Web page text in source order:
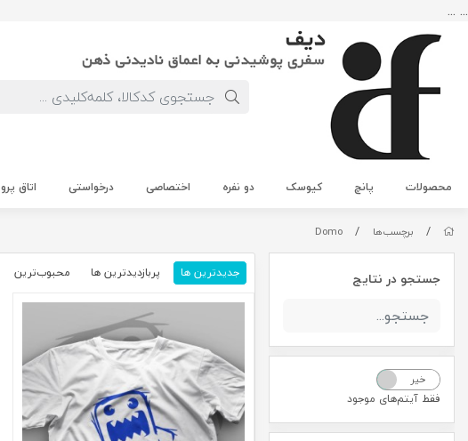
... ...
محصولات پانچ کیوسک دو نفره اختصاصی درخواستی اتاق پرو
/ برچسب‌ها /
Domo
جستجو در نتایج
خیر
فقط آیتم‌های موجود
جدیدترین ها پربازدیدترین ها محبوب‌‌ترین